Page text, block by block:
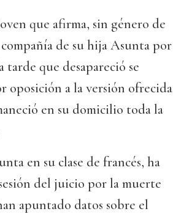
que afirma, sin género de
de su hija Asunta por
que desapareció se
oposición a la versión ofrecida
en su domicilio toda la
en su clase de francés, ha
del juicio por la muerte
apuntado datos sobre el